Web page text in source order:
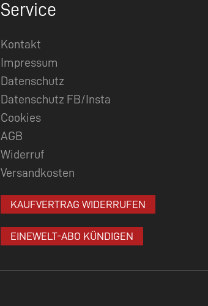
Service
Kontakt
Impressum
Datenschutz
Datenschutz FB/Insta
Cookies
AGB
Widerruf
Versandkosten
KAUFVERTRAG WIDERRUFEN
EINEWELT-ABO KÜNDIGEN